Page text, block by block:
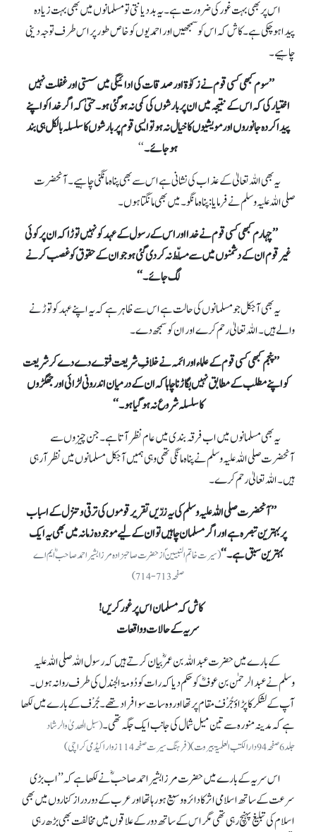
اس پر بھی بہت غور کی ضرورت ہے۔ یہ بددیانتی تو مسلمانوں میں بھی بہت زیادہ
پیدا ہو چکی ہے۔ کاش کہ اس کو سمجھیں اور احمدیوں کو خاص طور پر اس طرف توجہ دینی
چاہیے۔
’’سوم کبھی کسی قوم نے زکوٰة اور صدقات کی ادائیگی میں سستی اورغفلت نہیں
اختیار کی کہ اس کے نتیجہ میں ان پر بارشوں کی کمی نہ ہوگئی ہو۔ حتیٰ کہ اگر خدا کواپنے
پیدا کردہ جانوروں اور مویشیوں کا خیال نہ ہو تو ایسی قوم پر بارشوں کاسلسلہ بالکل ہی بند
ہوجائے۔‘‘
یہ بھی اللہ تعالیٰ کے عذاب کی نشانی ہے اس سے بھی پناہ مانگنی چاہیے۔ آنحضرت
صلی اللہ علیہ وسلم نے فرمایا: پناہ مانگو۔ میں بھی مانگتا ہوں۔
’’چہارم کبھی کسی قوم نے خدا اور اس کے رسول کے عہد کو نہیں توڑا کہ ان پر کوئی
غیرقوم ان کے دشمنوں میں سے مسلّط نہ کردی گئی ہو جو ان کے حقوق کوغصب کرنے
لگ جائے۔‘‘
یہ بھی آجکل جو مسلمانوں کی حالت ہے اس سے ظاہر ہے کہ یہ اپنے عہد کو توڑنے
والے ہیں۔ اللہ تعالیٰ رحم کرے اور ان کو سمجھ دے۔
’’پنجم کبھی کسی قوم کے علماء اور ائمہ نے خلافِ شریعت فتوے دے دے کر شریعت
کواپنے مطلب کے مطابق نہیں بگاڑنا چاہا کہ ان کے درمیان اندرونی لڑائی اور جھگڑوں
کاسلسلہ شروع نہ ہوگیا ہو۔‘‘
یہ بھی مسلمانوں میں اب فرقہ بندی میں عام نظر آتا ہے۔ جن چیزوں سے
آنحضرت صلی اللہ علیہ وسلم نے پناہ مانگی تھی وہی ہمیں آجکل مسلمانوں میں نظر آ رہی
ہیں۔ اللہ تعالیٰ رحم کرے۔
’’آنحضرت صلی اللہ علیہ وسلم کی یہ زرّیں تقریر قوموں کی ترقی وتنزل کے اسباب
پربہترین تبصرہ ہے اور اگر مسلمان چاہیں توان کے لیے موجودہ زمانہ میں بھی یہ ایک
بہترین سبق ہے۔‘‘(سیرت خاتم النبیینؐ از حضرت صاحبزادہ مرزا بشیر احمد صاحبؓ ایم اے
صفحہ 713-714)
کاش کہ مسلمان اس پر غور کریں!
سریہ کے حالات و واقعات
کے بارے میں حضرت عبداللہ بن عمرؓ بیان کرتے ہیں کہ رسول اللہ صلی اللہ علیہ
وسلم نے عبدالرحمٰن بن عوفؓ کو حکم دیا کہ رات کو دُومۃ الجندل کی طرف روانہ ہوں۔
آپ کے لشکر کا پڑاؤ جُرْفْ مقام پر تھا اور وہ سات سو افراد تھے۔ جُرْف کے بارے میں لکھا
ہے کہ مدینہ منورہ سے تین میل شمال کی جانب ایک جگہ تھی۔(سبل الھدیٰ والرشاد
جلد6صفحہ 94دارالکتب العلمیۃ بیروت)(فرہنگ سیرت صفحہ 114 زوار اکیڈمی کراچی)
اس سریہ کے بارے میں حضرت مرزا بشیر احمد صاحبؓ نے لکھا ہے کہ ’’اب بڑی
سرعت کے ساتھ اسلامی اثر کا دائرہ وسیع ہو رہا تھا اور عرب کے دوردراز کناروں میں بھی
اسلام کی تبلیغ پہنچ رہی تھی مگر اس کے ساتھ دور کے علاقوں میں مخالفت بھی بڑھ رہی